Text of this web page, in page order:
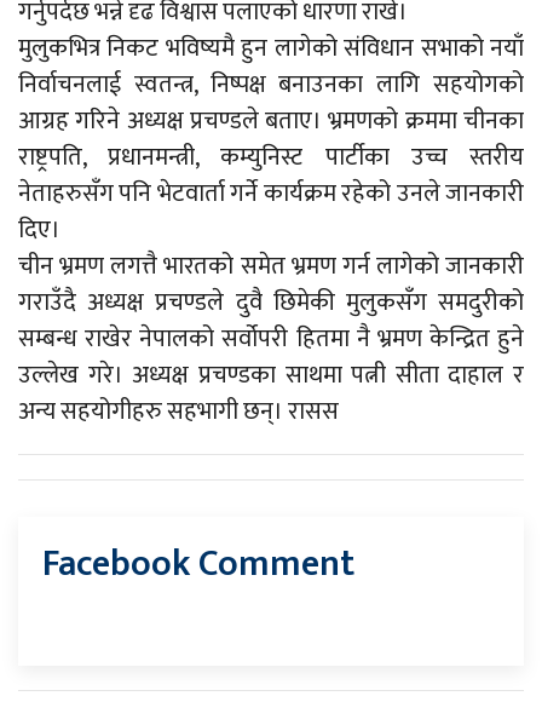
गर्नुपर्दछ भन्ने दृढ विश्वास पलाएको धारणा राखे।
मुलुकभित्र निकट भविष्यमै हुन लागेको संविधान सभाको नयाँ
निर्वाचनलाई स्वतन्त्र, निष्पक्ष बनाउनका लागि सहयोगको
आग्रह गरिने अध्यक्ष प्रचण्डले बताए। भ्रमणको क्रममा चीनका
राष्ट्रपति, प्रधानमन्त्री, कम्युनिस्ट पार्टीका उच्च स्तरीय
नेताहरुसँग पनि भेटवार्ता गर्ने कार्यक्रम रहेको उनले जानकारी
दिए।
चीन भ्रमण लगत्तै भारतको समेत भ्रमण गर्न लागेको जानकारी
गराउँदै अध्यक्ष प्रचण्डले दुवै छिमेकी मुलुकसँग समदुरीको
सम्बन्ध राखेर नेपालको सर्वोपरी हितमा नै भ्रमण केन्द्रित हुने
उल्लेख गरे। अध्यक्ष प्रचण्डका साथमा पत्नी सीता दाहाल र
अन्य सहयोगीहरु सहभागी छन्। रासस
Facebook Comment